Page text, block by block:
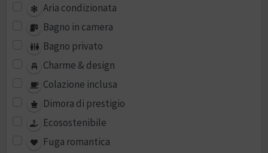
Aria condizionata
Bagno in camera
Bagno privato
Charme & design
Colazione inclusa
Dimora di prestigio
Ecosostenibile
Fuga romantica